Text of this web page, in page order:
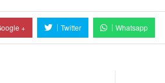
+ Twitter Whatsapp